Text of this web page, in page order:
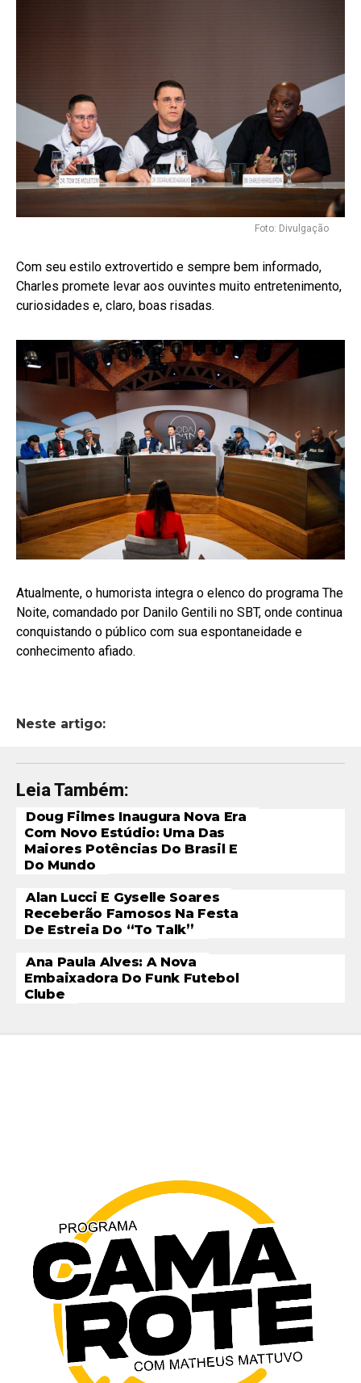
Foto: Divulgação
Com seu estilo extrovertido e sempre bem informado,
Charles promete levar aos ouvintes muito entretenimento,
curiosidades e, claro, boas risadas.
Atualmente, o humorista integra o elenco do programa The
Noite, comandado por Danilo Gentili no SBT, onde continua
conquistando o público com sua espontaneidade e
conhecimento afiado.
Neste artigo:
Leia Também:
Doug Filmes Inaugura Nova Era
Com Novo Estúdio: Uma Das
Maiores Potências Do Brasil E
Do Mundo
Alan Lucci E Gyselle Soares
Receberão Famosos Na Festa
De Estreia Do “To Talk”
Ana Paula Alves: A Nova
Embaixadora Do Funk Futebol
Clube